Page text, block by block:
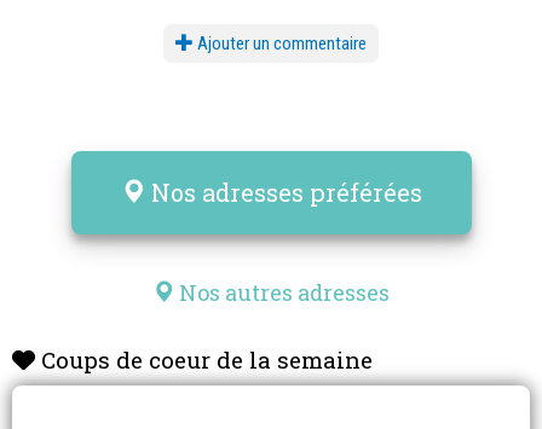
Ajouter un commentaire
Nos adresses préférées
Nos autres adresses
Coups de coeur de la semaine